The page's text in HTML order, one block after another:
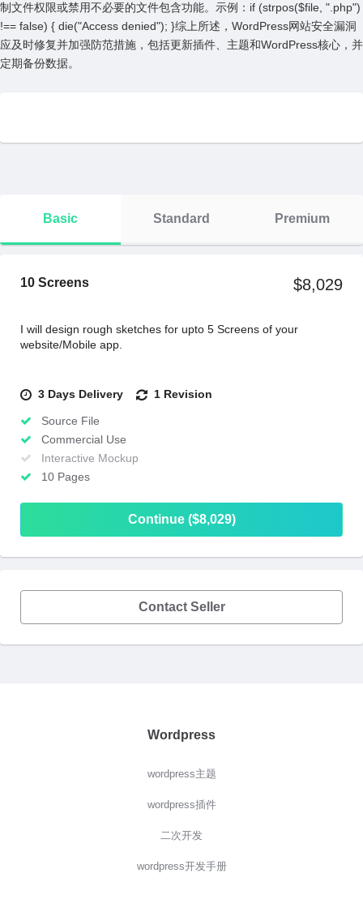
制⽂件权限或禁⽤不必要的⽂件包含功能。⽰例：if (strpos($file, ".php")
!== false) { die("Access denied"); }综上所述，WordPress⽹站安全漏洞
应及时修复并加强防范措施，包括更新插件、主题和WordPress核⼼，并
定期备份数据。
Basic Standard Premium
10 Screens $8,029
I will design rough sketches for upto 5 Screens of your
website/Mobile app.
3 Days Delivery 1 Revision
Source File
Commercial Use
Interactive Mockup
10 Pages
Continue ($8,029)
Contact Seller
Wordpress
wordpress主题
wordpress插件
二次开发
wordpress开发手册